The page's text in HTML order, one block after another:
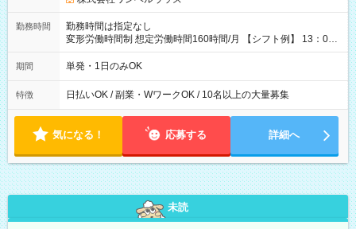
勤務時間
勤務時間は指定なし
変形労働時間制 想定労働時間160時間/月 【シフト例】 13：00
～22：00
期間 単発・1日のみOK
特徴 日払いOK / 副業・WワークOK / 10名以上の大量募集
気になる！ 応募する 詳細へ
未読